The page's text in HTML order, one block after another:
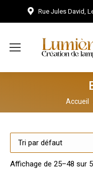
Rue Jules David,
Vous
Accueil
Affichage de 25–48 sur